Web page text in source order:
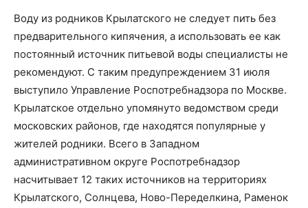
Воду из родников Крылатского не следует пить без
предварительного кипячения, а использовать ее как
постоянный источник питьевой воды специалисты не
рекомендуют. С таким предупреждением 31 июля
выступило Управление Роспотребнадзора по Москве.
Крылатское отдельно упомянуто ведомством среди
московских районов, где находятся популярные у
жителей родники. Всего в Западном
административном округе Роспотребнадзор
насчитывает 12 таких источников на территориях
Крылатского, Солнцева, Ново-Переделкина, Раменок